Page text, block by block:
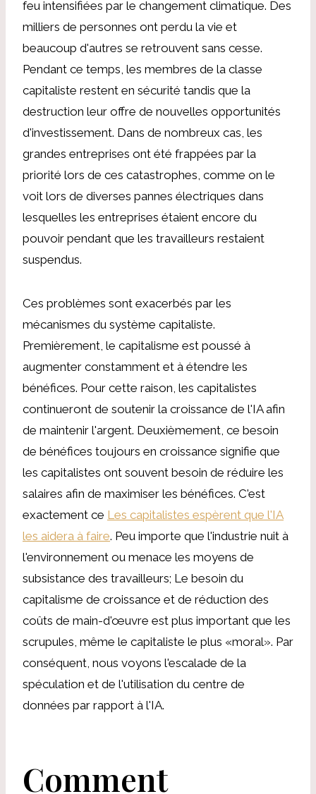
feu intensifiées par le changement climatique. Des
milliers de personnes ont perdu la vie et
beaucoup d'autres se retrouvent sans cesse.
Pendant ce temps, les membres de la classe
capitaliste restent en sécurité tandis que la
destruction leur offre de nouvelles opportunités
d'investissement. Dans de nombreux cas, les
grandes entreprises ont été frappées par la
priorité lors de ces catastrophes, comme on le
voit lors de diverses pannes électriques dans
lesquelles les entreprises étaient encore du
pouvoir pendant que les travailleurs restaient
suspendus.
Ces problèmes sont exacerbés par les
mécanismes du système capitaliste.
Premièrement, le capitalisme est poussé à
augmenter constamment et à étendre les
bénéfices. Pour cette raison, les capitalistes
continueront de soutenir la croissance de l'IA afin
de maintenir l'argent. Deuxièmement, ce besoin
de bénéfices toujours en croissance signifie que
les capitalistes ont souvent besoin de réduire les
salaires afin de maximiser les bénéfices. C'est
exactement ce Les capitalistes espèrent que l'IA
les aidera à faire. Peu importe que l'industrie nuit à
l'environnement ou menace les moyens de
subsistance des travailleurs; Le besoin du
capitalisme de croissance et de réduction des
coûts de main-d'œuvre est plus important que les
scrupules, même le capitaliste le plus «moral». Par
conséquent, nous voyons l'escalade de la
spéculation et de l'utilisation du centre de
données par rapport à l'IA.
Comment